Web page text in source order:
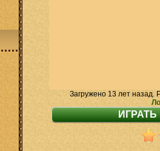
Загружено 13 лет назад.